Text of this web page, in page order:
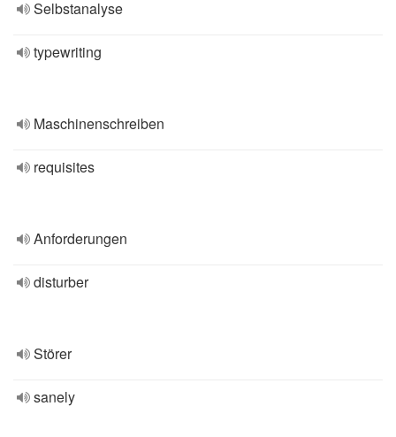
Selbstanalyse
typewriting
Maschinenschreiben
requisites
Anforderungen
disturber
Störer
sanely